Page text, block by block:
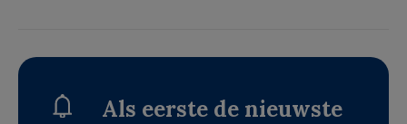
Als eerste de nieuwste